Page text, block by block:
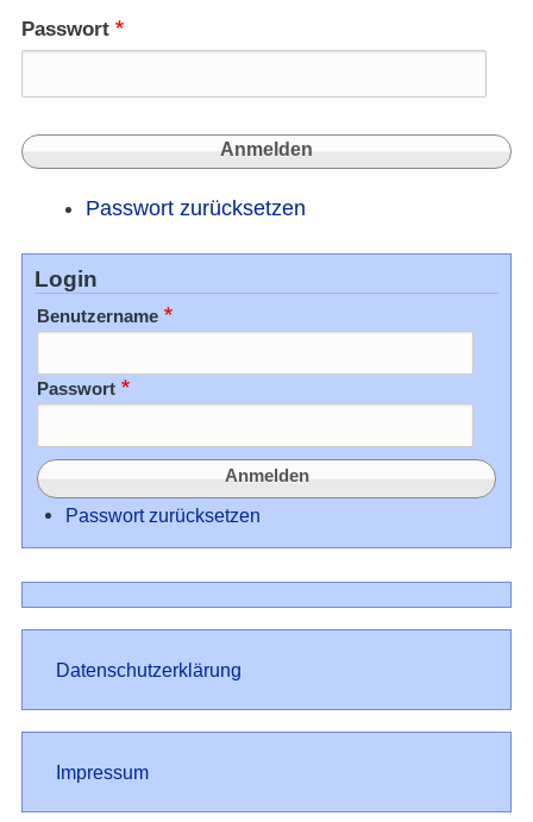
Passwort
Passwort zurücksetzen
Login
Benutzername
Passwort
Passwort zurücksetzen
Datenschutz
Datenschutzerklärung
Impressum
Impressum